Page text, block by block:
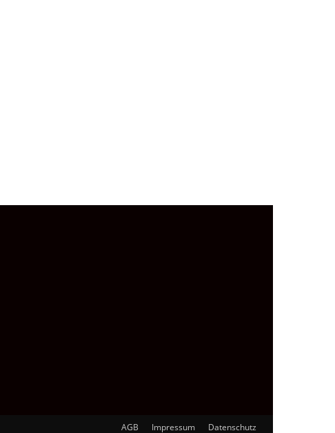
AGB Impressum Datenschutz